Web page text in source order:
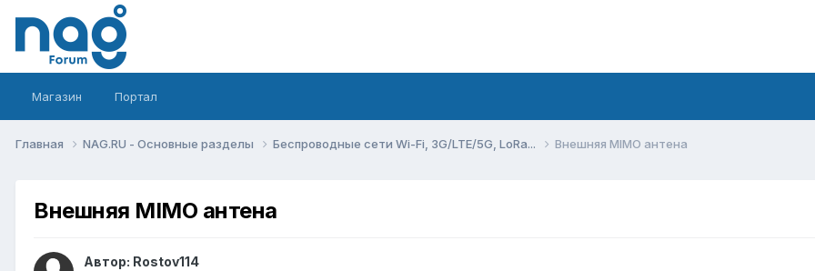
Магазин Портал
Главная NAG.RU - Основные разделы Беспроводные сети Wi-Fi, 3G/LTE/5G, LoRa... Внешняя MIMO антена
Внешняя MIMO антена
Автор: Rostov114